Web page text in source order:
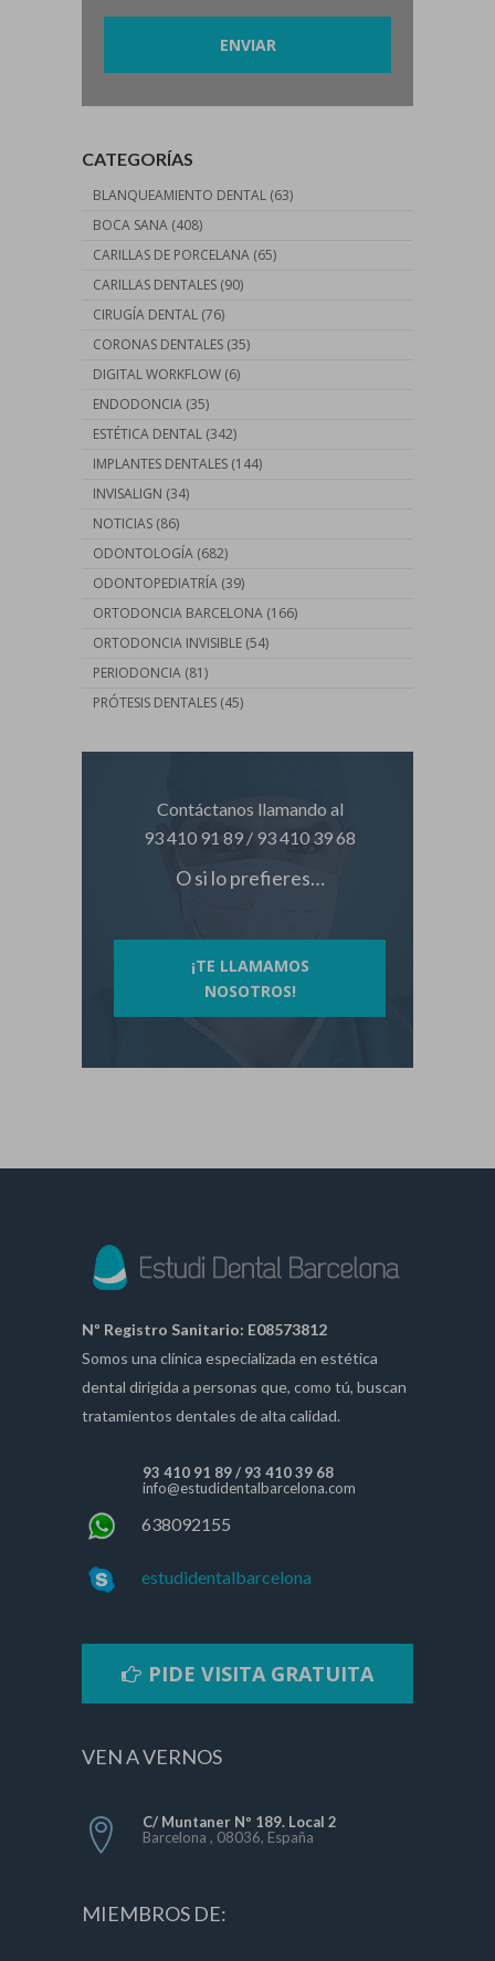
CATEGORÍAS
BLANQUEAMIENTO DENTAL (63)
BOCA SANA (408)
CARILLAS DE PORCELANA (65)
CARILLAS DENTALES (90)
CIRUGÍA DENTAL (76)
CORONAS DENTALES (35)
DIGITAL WORKFLOW (6)
ENDODONCIA (35)
ESTÉTICA DENTAL (342)
IMPLANTES DENTALES (144)
INVISALIGN (34)
NOTICIAS (86)
ODONTOLOGÍA (682)
ODONTOPEDIATRÍA (39)
ORTODONCIA BARCELONA (166)
ORTODONCIA INVISIBLE (54)
PERIODONCIA (81)
PRÓTESIS DENTALES (45)
Contáctanos llamando al
93 410 91 89 / 93 410 39 68
O si lo prefieres…
¡TE LLAMAMOS
NOSOTROS!
Nº Registro Sanitario: E08573812
Somos una clínica especializada en estética
dental dirigida a personas que, como tú, buscan
tratamientos dentales de alta calidad.
93 410 91 89/ 93 410 39 68
info@estudidentalbarcelona.com
638092155
estudidentalbarcelona
PIDE VISITA GRATUITA
VEN A VERNOS
C/ Muntaner Nº 189. Local 2
Barcelona , 08036, España
MIEMBROS DE: